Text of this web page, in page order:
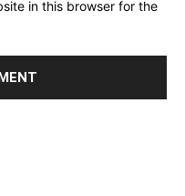
in this browser for the